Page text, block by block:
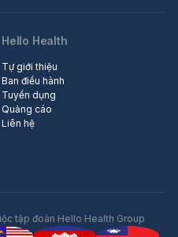
Hello Health
Tự giới thiệu
Ban điều hành
Tuyển dụng
Quảng cáo
Liên hệ
tập đoàn Hello Health Group